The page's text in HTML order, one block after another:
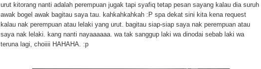
urut kitorang nanti adalah perempuan jugak tapi syafiq tetap pesan sayang kalau dia suruh
awak bogel awak bagitau saya tau. kahkahkahkah :P spa dekat sini kita kena request
kalau nak perempuan atau lelaki yang urut. bagitau siap-siap saya nak perempuan atau
saya nak lelaki. kang nanti nayaaaaaa. wa tak sanggup laki wa dinodai sebab laki wa
teruna lagi, choiiii HAHAHA. :p